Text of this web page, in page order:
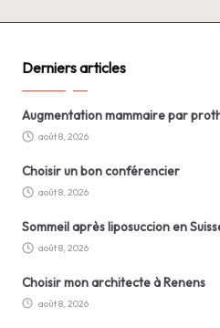
Derniers articles
Augmentation mammaire par
août 8, 2026
Choisir un bon conférencier
août 8, 2026
Sommeil après liposuccion en
août 8, 2026
Choisir mon architecte à Renens
août 8, 2026